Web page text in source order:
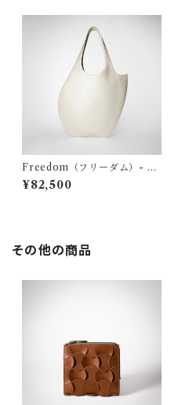
Freedom（フリーダム）- cr
eam beige
¥82,500
その他の商品